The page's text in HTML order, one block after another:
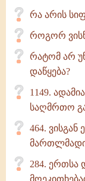
რა არის
როგორ
რატომ არ
დაწყება?
1149.
საღმრთო
464. ვისგან
284. ერთსა